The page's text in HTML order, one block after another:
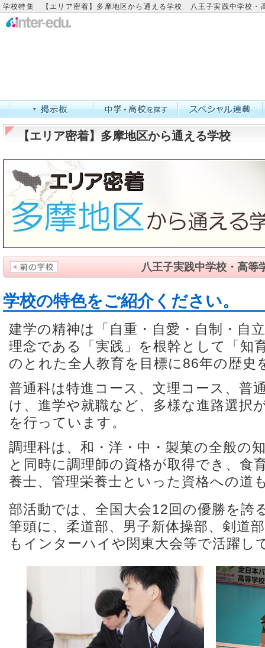
学校特集 【エリア密着】多摩地区から通える学校 八王子実践中学校・
【エリア密着】多摩地区から通える学校
八王子実践中学校・高等
学校の特色をご紹介ください。
建学の精神は「自重・自愛・自制・自
理念である「実践」を根幹として「知
のとれた全人教育を目標に86年の歴史
普通科は特進コース、文理コース、普
け、進学や就職など、多様な進路選択
を行っています。
調理科は、和・洋・中・製菓の全般の
と同時に調理師の資格が取得でき、食
養士、管理栄養士といった資格への道
部活動では、全国大会12回の優勝を誇
筆頭に、柔道部、男子新体操部、剣道
もインターハイや関東大会等で活躍し